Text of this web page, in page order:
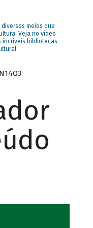
meios que
Veja no vídeo
incríveis bibliotecas